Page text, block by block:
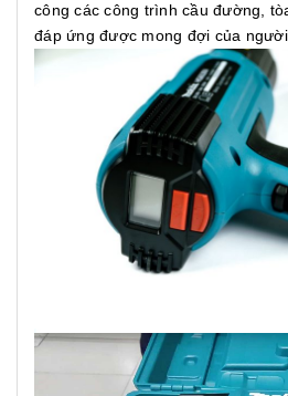
công các công trình cầu đường,
đáp ứng được mong đợi của người